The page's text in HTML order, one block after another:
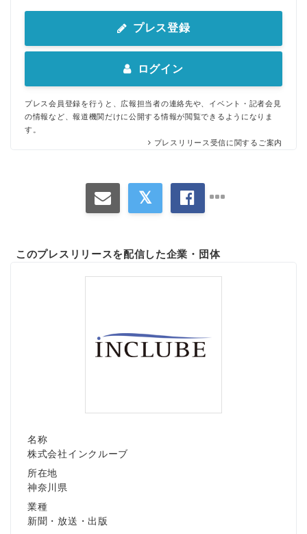
プレス登録
ログイン
プレス会員登録を行うと、広報担当者の連絡先や、イベント・記者会見
の情報など、報道機関だけに公開する情報が閲覧できるようになりま
す。
プレスリリース受信に関するご案内
このプレスリリースを配信した企業・団体
名称
株式会社インクルーブ
所在地
神奈川県
業種
新聞・放送・出版